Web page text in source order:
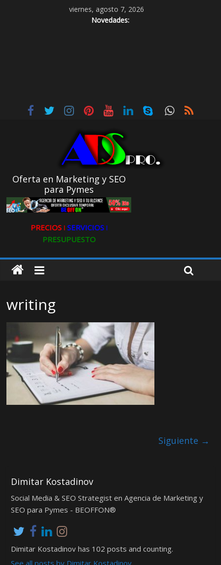
viernes, agosto 7, 2026
Novedades:
Oferta en Marketing y SEO
para Pymes
PRECIOS ǀ SERVICIOS ǀ
PRESUPUESTO
writing
Siguiente →
Dimitar Kostadinov
Social Media & SEO Strategist en Agencia de Marketing y
SEO para Pymes - BEOFFON®
Dimitar Kostadinov has 102 posts and counting.
See all posts by Dimitar Kostadinov